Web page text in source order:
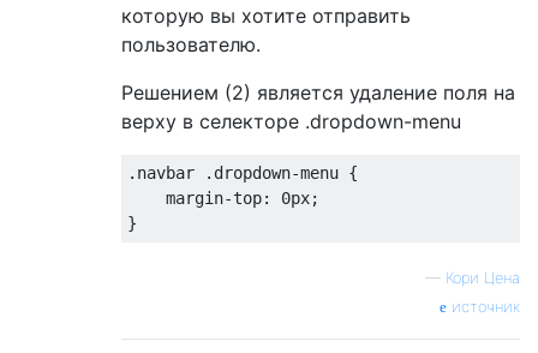
которую вы хотите отправить
пользователю.
Решением (2) является удаление поля на
верху в селекторе .dropdown-menu
. navbar . dropdown-menu {
margin-top: 0px;
}
— Кори Цена
источник